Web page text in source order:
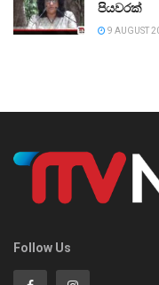
පියවරක්
9 AUGUST
Follow Us